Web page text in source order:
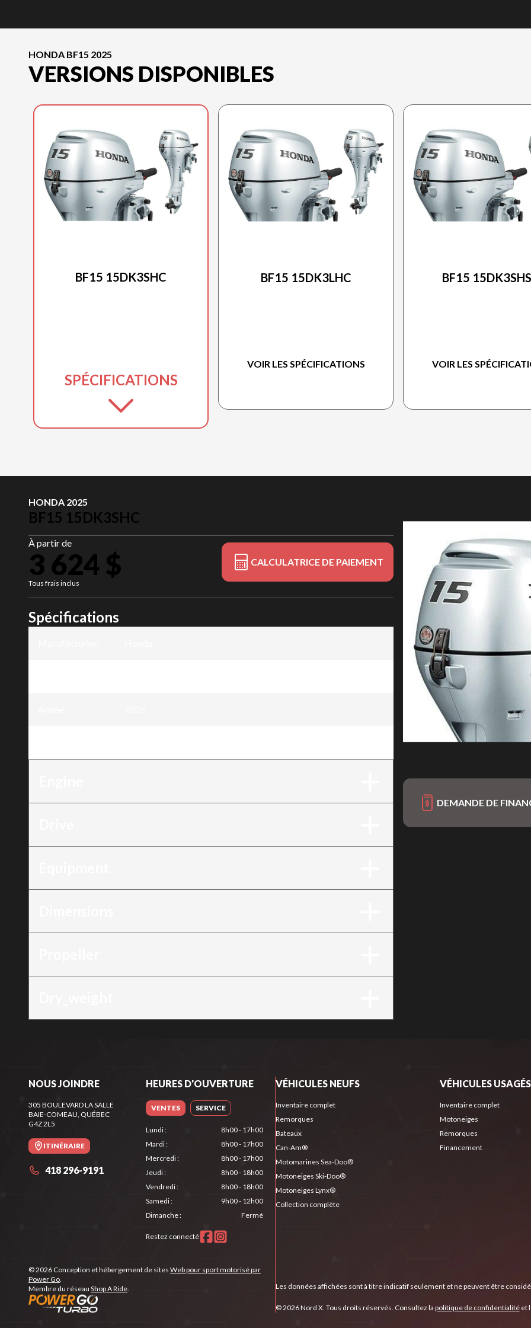
HONDA BF15 2025
VERSIONS DISPONIBLES
BF15 15DK3SHC
SPÉCIFICATIONS
BF15 15DK3LHC
VOIR LES SPÉCIFICATIONS
BF15
VOIR LES
HONDA 2025
BF15 15DK3SHC
À partir de
3 624 $
Tous frais inclus
CALCULATRICE DE PAIEMENT
DEMANDE DE
Spécifications
NOUS JOINDRE
305 BOULEVARD LA SALLE
BAIE-COMEAU, QUÉBEC
G4Z 2L5
ITINÉRAIRE
418 296-9191
HEURES D'OUVERTURE
VENTES SERVICE
Lundi:
8h00 - 17h00
Mardi:
8h00 - 17h00
Mercredi:
8h00 - 17h00
Jeudi:
8h00 - 18h00
Vendredi:
8h00 - 18h00
Samedi:
9h00 - 12h00
Dimanche: Fermé
Restez connecté
© 2026 Conception et hébergement de sites Web pour sport motorisé par
Power Go.
Membre du réseau Shop A Ride.
VÉHICULES NEUFS
Inventaire complet
Remorques
Bateaux
Can-Am®
Motomarines Sea-Doo®
Motoneiges Ski-Doo®
Motoneiges Lynx®
Collection complète
VÉHICULES USAGÉS
Inventaire complet
Motoneiges
Remorques
Financement
Les données affichées sont à titre indicatif seulement et ne peuvent être
© 2026 Nord X. Tous droits réservés. Consultez la politique de confidentialitéet